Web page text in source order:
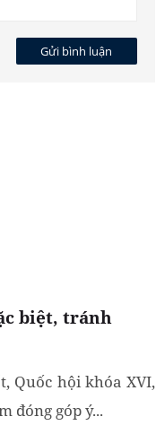
Gửi bình luận
biệt, tránh
Quốc hội khóa XVI,
đóng góp ý...